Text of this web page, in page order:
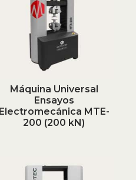
Máquina Universal
Ensayos
Electromecánica MTE-
200 (200 kN)